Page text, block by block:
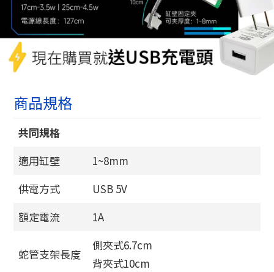
商品規格
共同規格
適用缸壁
1~8mm
供電方式
USB 5V
額定電流
1A
蛇管支架長度
側夾式6.7cm
背夾式10cm